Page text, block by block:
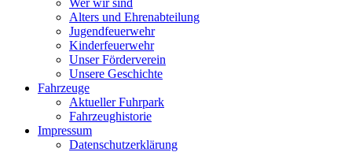
Wer wir sind
Alters und Ehrenabteilung
Jugendfeuerwehr
Kinderfeuerwehr
Unser Förderverein
Unsere Geschichte
Fahrzeuge
Aktueller Fuhrpark
Fahrzeughistorie
Impressum
Datenschutzerklärung